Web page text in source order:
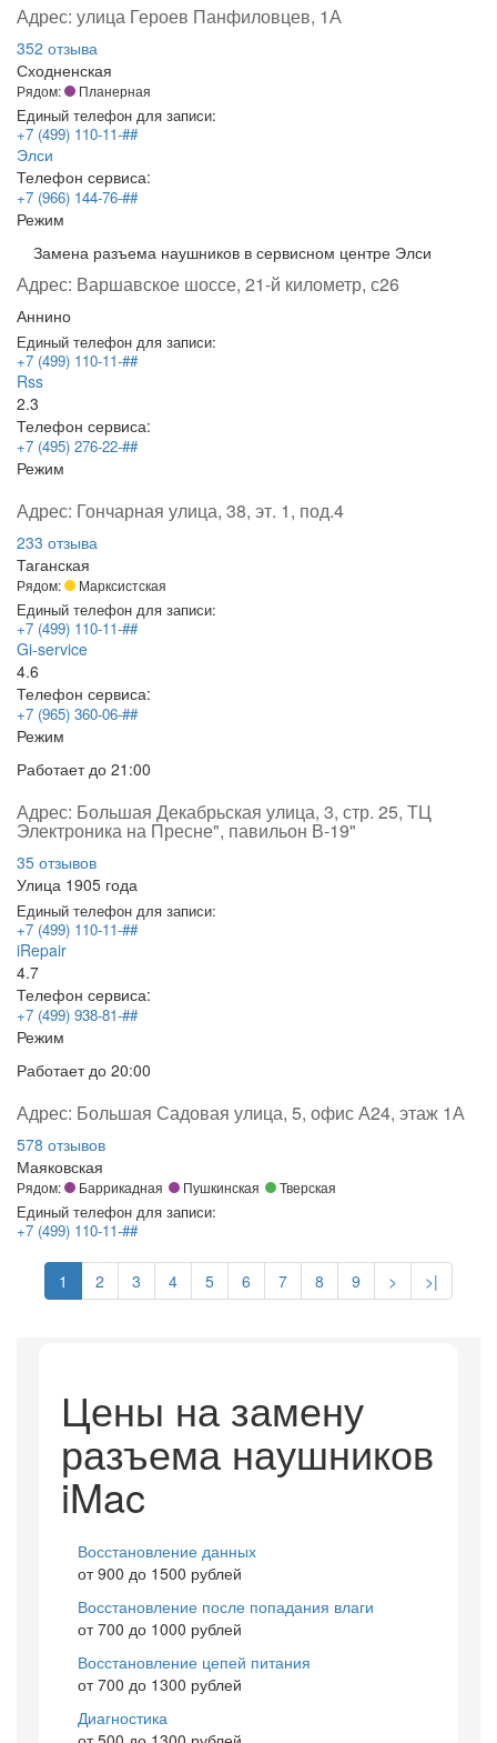
Адрес: улица Героев Панфиловцев, 1А
352 отзыва
Сходненская
Рядом: Планерная
Единый телефон для записи:
+7 (499) 110-11-##
Элси
Телефон сервиса:
+7 (966) 144-76-##
Режим
Замена разъема наушников в сервисном центре Элси
Адрес: Варшавское шоссе, 21-й километр, с26
Аннино
Единый телефон для записи:
+7 (499) 110-11-##
Rss
2.3
Телефон сервиса:
+7 (495) 276-22-##
Режим
Адрес: Гончарная улица, 38, эт. 1, под.4
233 отзыва
Таганская
Рядом: Марксистская
Единый телефон для записи:
+7 (499) 110-11-##
Gi-service
4.6
Телефон сервиса:
+7 (965) 360-06-##
Режим
Работаетдо 21:00
Адрес: Большая Декабрьская улица, 3, стр. 25, ТЦ
Электроника на Пресне", павильон В-19"
35 отзывов
Улица 1905 года
Единый телефон для записи:
+7 (499) 110-11-##
iRepair
4.7
Телефон сервиса:
+7 (499) 938-81-##
Режим
Работаетдо 20:00
Адрес: Большая Садовая улица, 5, офис А24, этаж 1А
578 отзывов
Маяковская
Рядом: Баррикадная Пушкинская Тверская
Единый телефон для записи:
+7 (499) 110-11-##
1 2 3 4 5 6 7 8 9 > >|
Цены на замену
разъема наушников
iMac
Восстановление данных
от 900 до 1500 рублей
Восстановление после попадания влаги
от 700 до 1000 рублей
Восстановление цепей питания
от 700 до 1300 рублей
Диагностика